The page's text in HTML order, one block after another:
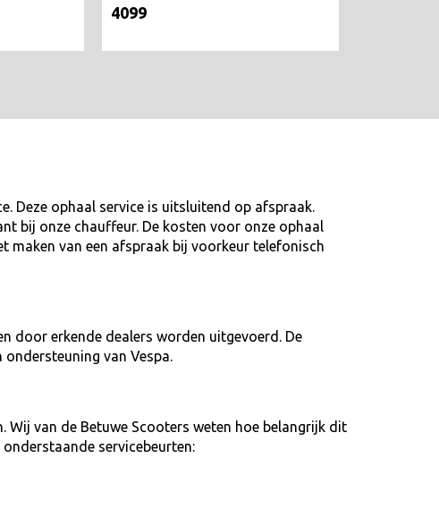
4099
Deze ophaal service is uitsluitend op afspraak.
bij onze chauffeur. De kosten voor onze ophaal
maken van een afspraak bij voorkeur telefonisch
door erkende dealers worden uitgevoerd. De
van Vespa.
van de Betuwe Scooters weten hoe belangrijk dit
servicebeurten: